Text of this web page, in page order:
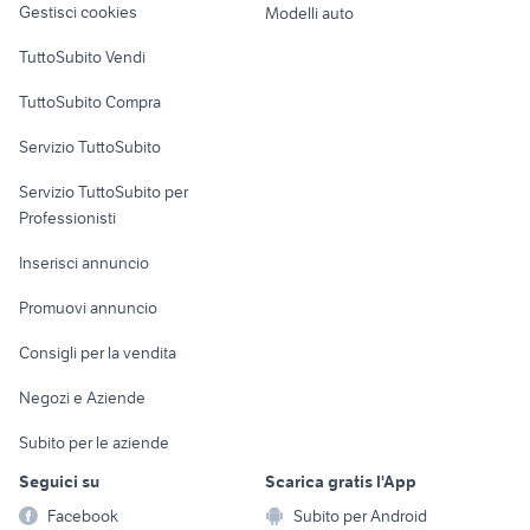
Informatica
Console e
Fotografia
Telefonia
Biciclette
Gestisci cookies
TuttoSubito Vendi
TuttoSubito Compra
Servizio TuttoSubito
Servizio TuttoSubito per
Professionisti
Inserisci annuncio
Promuovi annuncio
Consigli per la vendita
Negozi e Aziende
Subito per le aziende
Modelli auto
Seguici su
Facebook
Scarica gratis l'App
Subito per Android